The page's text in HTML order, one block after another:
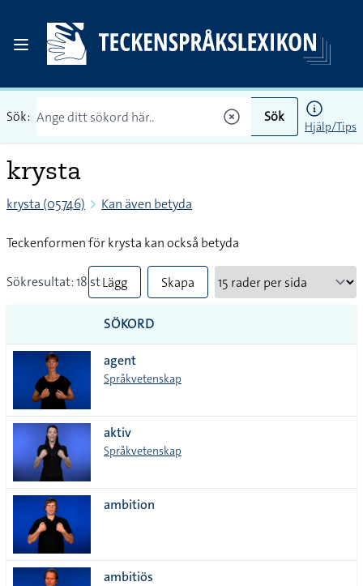
Sök: Sök
Hjälp/Tips
krysta
krysta (05746) Kan även betyda
Teckenformen för krysta kan också betyda
Sökresultat: 18 stLägg
till
alla i
lista
Skapa
SÖKORD
agent
Språkvetenskap
aktiv
Språkvetenskap
ambition
ambitiös